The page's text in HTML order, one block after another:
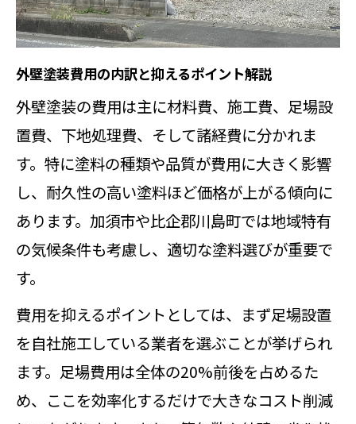
イント
助成金対象となる外壁塗装工事の選
び方
外壁塗装における補助金利用の手続
き解説
外壁塗装費用を助成金で抑える実践
ノウハウ
コストを意識した外壁塗装のノウハウ集
外壁塗装費用を抑える実践的なノウ
コストパフォーマンス重視の外壁塗
装手法
外壁塗装で失敗しないコスト管理の
コツ
外壁塗装費用の内訳と抑えるポイント解説
外壁塗装の費用は主に材料費、施工費、足場設
置費、下地処理費、そして諸経費に分かれま
す。特に塗料の種類や品質が費用に大きく影響
し、耐久性の高い塗料ほど価格が上がる傾向に
あります。加須市や比企郡川島町では地域特有
の気候条件も考慮し、適切な塗料選びが重要で
す。
費用を抑えるポイントとしては、まず足場設置
を自社施工している業者を選ぶことが挙げられ
ます。足場費用は全体の20%前後を占めるた
め、ここを効率化するだけで大きなコスト削減